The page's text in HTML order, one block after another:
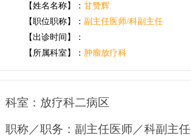
【姓名名称】： 甘赞辉
【职位职称】： 副主任医师/科副主任
【出诊时间】：
【所属科室】： 肿瘤放疗科
科室：放疗科二病区
职称／职务：副主任医师／科副主任